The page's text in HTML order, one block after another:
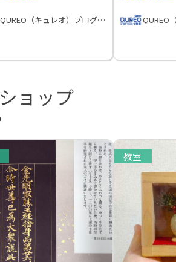
QUREO（キュレオ）プログラミング教室
ョップ
教室